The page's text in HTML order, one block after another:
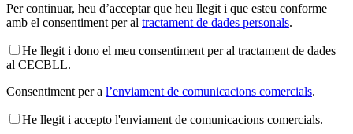
Per continuar, heu d’acceptar que heu llegit i que esteu conforme
amb el consentiment per al tractament de dades personals.
He llegit i dono el meu consentiment per al tractament de dades
al CECBLL.
Consentiment per a l’enviament de comunicacions comercials.
He llegit i accepto l'enviament de comunicacions comercials.